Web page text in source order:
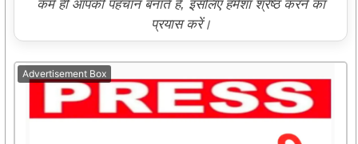
कर्म ही आपकी पहचान बनाते हैं, इसलिए हमेशा श्रेष्ठ करने का
प्रयास करें।
Advertisement Box